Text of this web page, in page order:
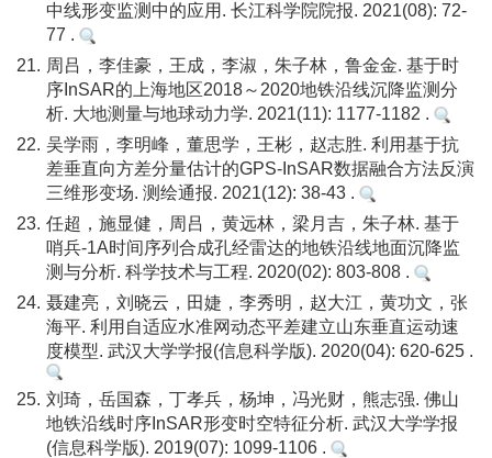
中线形变监测中的应用. 长江科学院院报. 2021(08): 72-
77 .
21. 周吕，李佳豪，王成，李淑，朱子林，鲁金金. 基于时
序InSAR的上海地区2018～2020地铁沿线沉降监测分
析. 大地测量与地球动力学. 2021(11): 1177-1182 .
22. 吴学雨，李明峰，董思学，王彬，赵志胜. 利用基于抗
差垂直向方差分量估计的GPS-InSAR数据融合方法反演
三维形变场. 测绘通报. 2021(12): 38-43 .
23. 任超，施显健，周吕，黄远林，梁月吉，朱子林. 基于
哨兵-1A时间序列合成孔经雷达的地铁沿线地面沉降监
测与分析. 科学技术与工程. 2020(02): 803-808 .
24. 聂建亮，刘晓云，田婕，李秀明，赵大江，黄功文，张
海平. 利用自适应水准网动态平差建立山东垂直运动速
度模型. 武汉大学学报(信息科学版). 2020(04): 620-625 .
25. 刘琦，岳国森，丁孝兵，杨坤，冯光财，熊志强. 佛山
地铁沿线时序InSAR形变时空特征分析. 武汉大学学报
(信息科学版). 2019(07): 1099-1106 .